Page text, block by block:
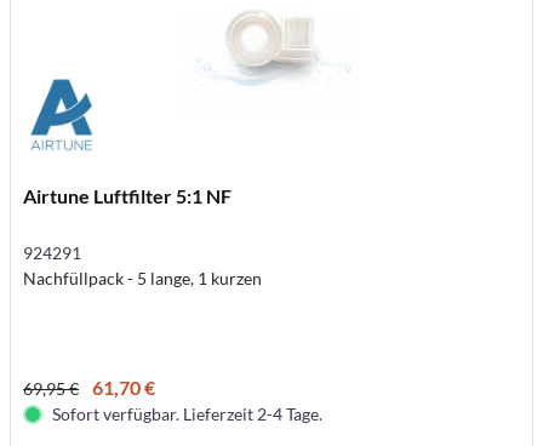
Airtune Luftfilter 5:1 NF
924291
Nachfüllpack - 5 lange, 1 kurzen
69,95 € 61,70 €
Sofort verfügbar. Lieferzeit 2-4 Tage.